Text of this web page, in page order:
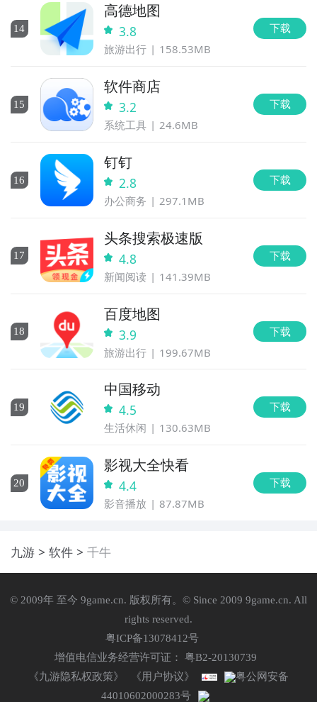
14
高德地图
3.8
旅游出行 158.53MB
下载
15
软件商店
3.2
系统工具 24.6MB
下载
16
钉钉
2.8
办公商务 297.1MB
下载
17
头条搜索极速版
4.8
新闻阅读 141.39MB
下载
18
百度地图
3.9
旅游出行 199.67MB
下载
19
中国移动
4.5
生活休闲 130.63MB
下载
20
影视大全快看
4.4
影音播放 87.87MB
下载
九游 软件 千牛
© 2009年 至今 9game.cn. 版权所有。© Since 2009 9game.cn. All
rights reserved.
粤ICP备13078412号
增值电信业务经营许可证： 粤B2-20130739
《九游隐私权政策》
《用户协议》
粤公网安备
44010602000283号